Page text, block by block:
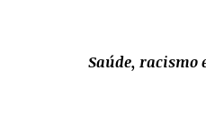
Saúde, racismo